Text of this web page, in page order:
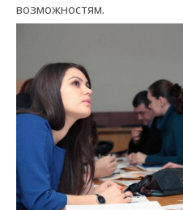
возможностям.